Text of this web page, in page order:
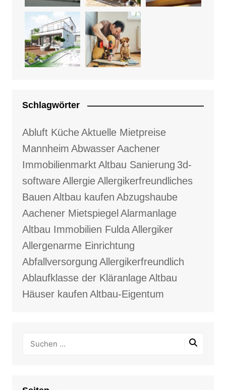
Schlagwörter
Abluft KücheAktuelle Mietpreise
Mannheim AbwasserAachener
ImmobilienmarktAltbau Sanierung 3d-
softwareAllergieAllergikerfreundliches
Bauen Altbau kaufen Abzugshaube
Aachener Mietspiegel Alarmanlage
Altbau Immobilien FuldaAllergiker
Allergenarme Einrichtung
Abfallversorgung Allergikerfreundlich
Ablaufklasse der KläranlageAltbau
Häuser kaufen Altbau-Eigentum